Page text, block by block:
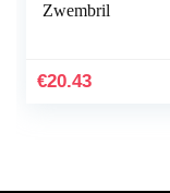
Zwembril
€20.43